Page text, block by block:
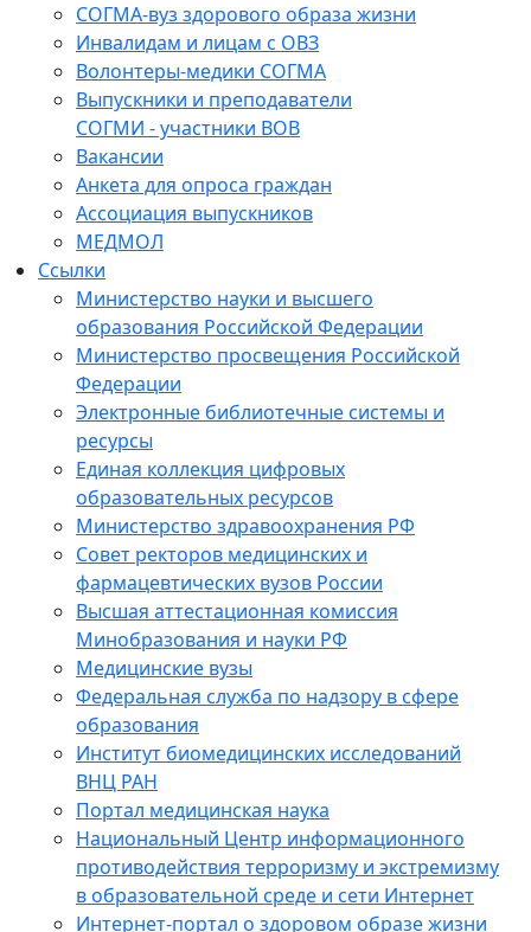
СОГМА-вуз здорового образа жизни
Инвалидам и лицам с ОВЗ
Волонтеры-медики СОГМА
Выпускники и преподаватели
СОГМИ - участники ВОВ
Вакансии
Анкета для опроса граждан
Ассоциация выпускников
МЕДМОЛ
Ссылки
Министерство науки и высшего
образования Российской Федерации
Министерство просвещения Российской
Федерации
Электронные библиотечные системы и
ресурсы
Единая коллекция цифровых
образовательных ресурсов
Министерство здравоохранения РФ
Совет ректоров медицинских и
фармацевтических вузов России
Высшая аттестационная комиссия
Минобразования и науки РФ
Медицинские вузы
Федеральная служба по надзору в сфере
образования
Институт биомедицинских исследований
ВНЦ РАН
Портал медицинская наука
Национальный Центр информационного
противодействия терроризму и экстремизму
в образовательной среде и сети Интернет
Интернет-портал о здоровом образе жизни